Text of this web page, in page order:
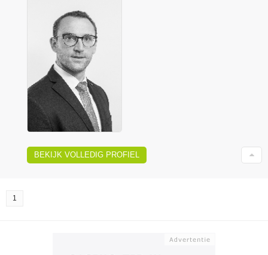
BEKIJK VOLLEDIG PROFIEL
1